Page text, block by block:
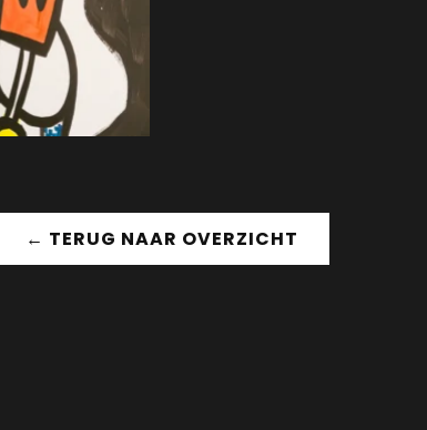
← TERUG NAAR OVERZICHT